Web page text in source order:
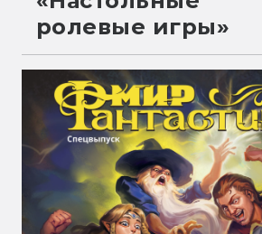
ролевые игры»